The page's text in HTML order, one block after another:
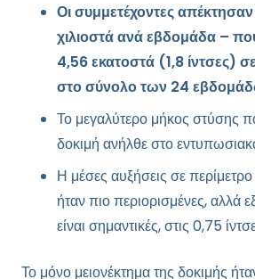
Οι συμμετέχοντες
χιλιοστά ανά εβδομάδα –
4,56 εκατοστά (1,8 ίντσες)
στο σύνολο των 24
Το μεγαλύτερο μήκος στύσης
δοκιμή ανήλθε στο
Η μέσες αυξήσεις σε
ήταν πιο περιορισμένες, αλλά
είναι σημαντικές, στις 0,75
Το μόνο μειονέκτημα της δοκιμής